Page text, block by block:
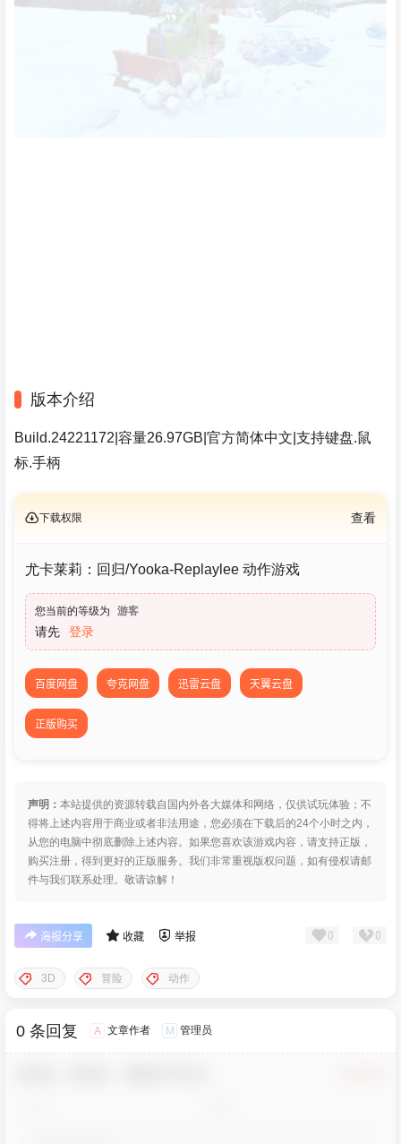
版本介绍
Build.24221172|容量26.97GB|官方简体中文|支持键盘.鼠
标.手柄
下载权限 查看
尤卡莱莉：回归/Yooka-Replaylee 动作游戏
您当前的等级为 游客
请先 登录
百度网盘 夸克网盘 迅雷云盘 天翼云盘
正版购买
声明： 本站提供的资源转载自国内外各大媒体和网络，仅供试玩体验；不
得将上述内容用于商业或者非法用途，您必须在下载后的24个小时之内，
从您的电脑中彻底删除上述内容。如果您喜欢该游戏内容，请支持正版，
购买注册，得到更好的正版服务。我们非常重视版权问题，如有侵权请邮
件与我们联系处理。敬请谅解！
海报分享 收藏 举报 0 0
3D 冒险 动作
0 条回复 A 文章作者 M 管理员